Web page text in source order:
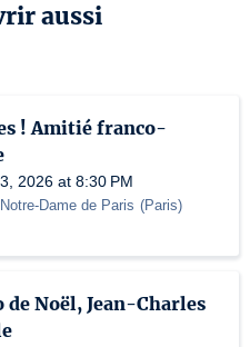
aussi
! Amitié franco-
2026 at 8:30 PM
Dame de Paris (Paris)
Noël, Jean-Charles